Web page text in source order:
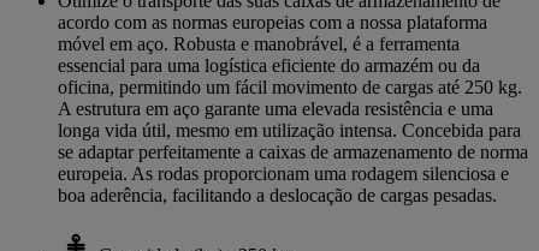
acordo com as normas europeias com a nossa plataforma
móvel em aço. Robusta e manobrável, é a ferramenta
essencial para uma logística eficiente do armazém ou da
oficina, permitindo um fácil movimento de cargas até 250 kg.
A estrutura em aço garante uma elevada resistência e uma
longa vida útil, mesmo em utilização intensa. Concebida para
se adaptar perfeitamente a caixas de armazenamento de norma
europeia. As rodas proporcionam uma rodagem silenciosa e
boa aderência, facilitando a deslocação de cargas pesadas.